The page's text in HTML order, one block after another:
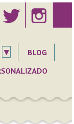
▾
BLOG